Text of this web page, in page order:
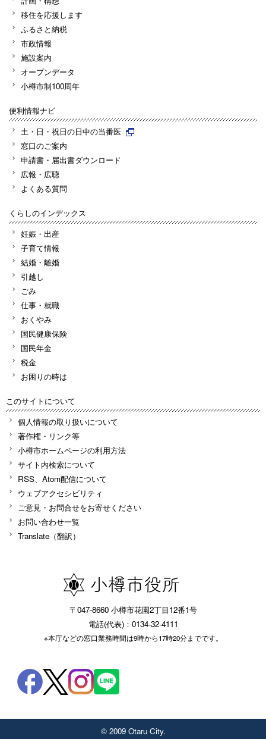
移住を応援します
ふるさと納税
市政情報
施設案内
オープンデータ
小樽市制100周年
便利情報ナビ
土・日・祝日の日中の当番医
窓口のご案内
申請書・届出書ダウンロード
広報・広聴
よくある質問
くらしのインデックス
妊娠・出産
子育て情報
結婚・離婚
引越し
ごみ
仕事・就職
おくやみ
国民健康保険
国民年金
税金
お困りの時は
このサイトについて
個人情報の取り扱いについて
著作権・リンク等
小樽市ホームページの利用方法
サイト内検索について
RSS、Atom配信について
ウェブアクセシビリティ
ご意見・お問合せをお寄せください
お問い合わせ一覧
Translate（翻訳）
〒047-8660 小樽市花園2丁目12番1号
電話(代表)：0134-32-4111
※本庁などの窓口業務時間は9時から17時20分までです。
© 2009 Otaru City.